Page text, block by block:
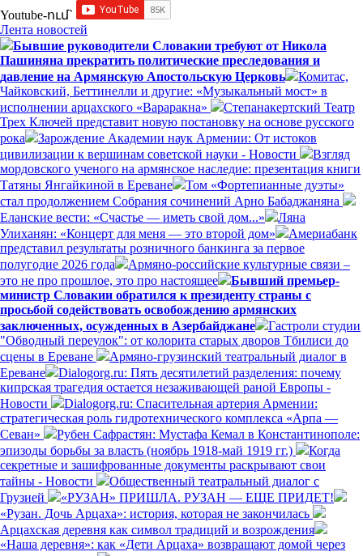
Youtube-ում`
Лента новостей
Бывшие руководители Словакии требуют от Никола
Пашиняна прекратить политические преследования и
давление на Армянскую Апостольскую Церковь
Комитас,
Чайковский, Беттинелли и другие: «Музыкальный мост» в
исполнении арцахского «Вараракна»
Степанакертский Театр
Трех Ключей представит новую постановку на основе русского
рока
Зарождение Академии наук Армении: От истоков
цивилизации к вершинам советской науки - Новости
Взгляд
мордовского ученого на армянское наследие: презентация книги
Татяны Янгайкиной в Ереване
Том «Фортепианные дуэты»
стал продолжением Собрания сочинений Арно Бабаджаняна
Еланские вести: «Счастье — иметь свой дом...»
Ляна
Улиханян: «Концерт для меня — это второй дом»
Америабанк
представил результаты розничного банкинга за первое
полугодие 2026 года
Армяно-российские культурные связи –
это не про прошлое, это про настоящее
Бывший премьер-
министр Словакии обратился к президенту страны с
просьбой содействовать освобождению армянских
заключенных, осужденных в Азербайджане
Гастроли студии
"Обводный переулок": от колорита старых дворов Тбилиси до
сцены в Ереване
Армяно-грузинский театральный диалог в
Ереване
Dialogorg.ru: Пять десятилетий разделения: почему
кипрская трагедия остается незаживающей раной Европы -
Новости
Dialogorg.ru: Спасительная артерия Армении:
стратегическая роль гидротехнического комплекса «Арпа —
Севан»
Рубен Сафрастян: Мустафа Кемал в Константинополе:
эпизоды борьбы за власть (ноябрь 1918-май 1919 гг.)
Когда
секретные и зашифрованные документы раскрывают свои
тайны - Новости
Общественный театральный диалог с
Грузией
«РУЗАН» ПРИШЛА. РУЗАН — ЕЩЕ ПРИДЕТ!
«Рузан. Дочь Арцаха»: история, которая не закончилась
Арцахская деревня как символ традиций и возрождения
«Наша деревня»: как «Дети Арцаха» возвращают домой через